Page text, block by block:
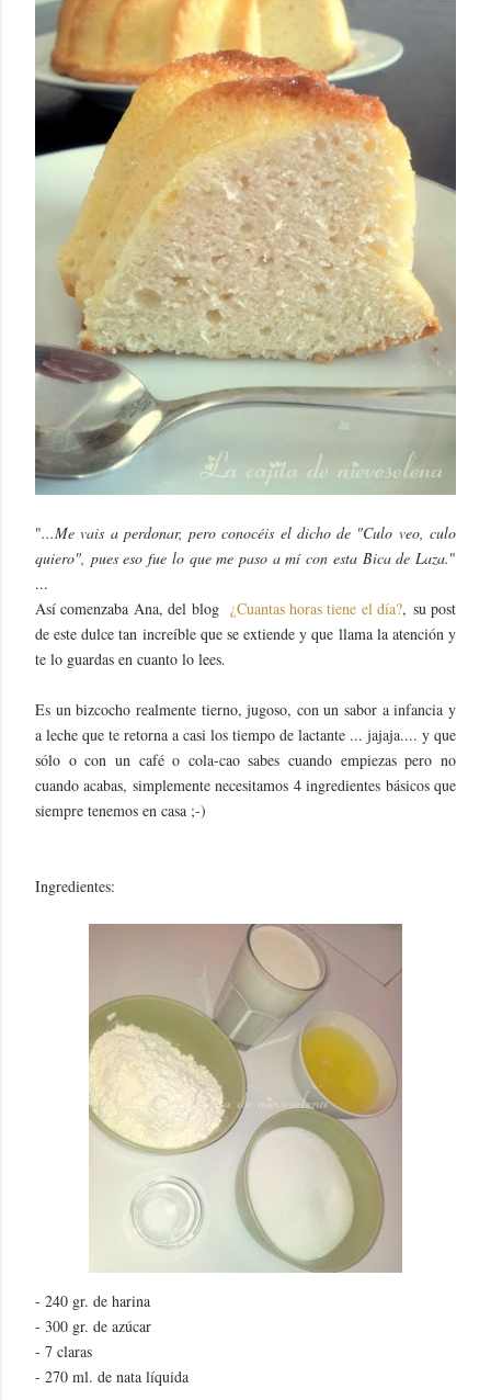
"...Me vais a perdonar, pero conocéis el dicho de "Culo veo, culo
quiero", pues eso fue lo que me paso a mí con esta Bica de Laza."
...
Así comenzaba Ana, del blog ¿Cuantas horas tiene el día?, su post
de este dulce tan increíble que se extiende y que llama la atención y
te lo guardas en cuanto lo lees.
Es un bizcocho realmente tierno, jugoso, con un sabor a infancia y
a leche que te retorna a casi los tiempo de lactante ... jajaja.... y que
sólo o con un café o cola-cao sabes cuando empiezas pero no
cuando acabas, simplemente necesitamos 4 ingredientes básicos que
siempre tenemos en casa ;-)
Ingredientes:
- 240 gr. de harina
- 300 gr. de azúcar
- 7 claras
- 270 ml. de nata líquida